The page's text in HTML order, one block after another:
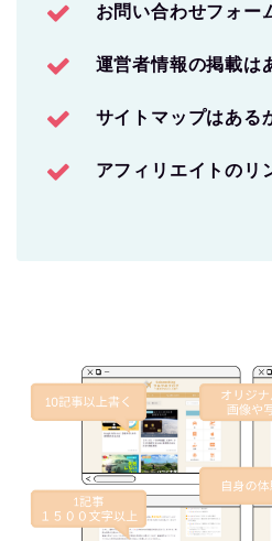
お問い合わせフォー
運営者情報の掲載は
サイトマップはある
アフィリエイトのリ